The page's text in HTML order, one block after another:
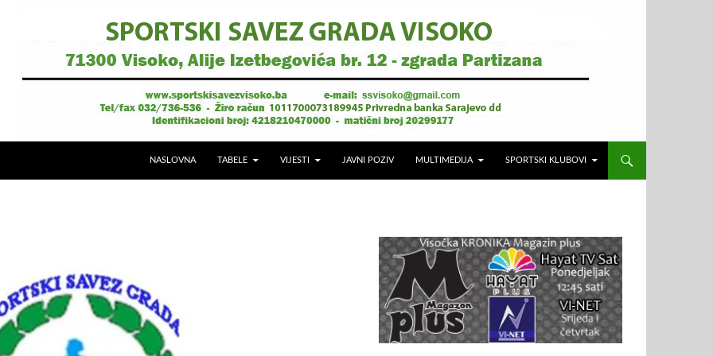
NASLOVNA TABELE VIJESTI JAVNI POZIV MULTIMEDIJA SPORTSKI KLUBOVI